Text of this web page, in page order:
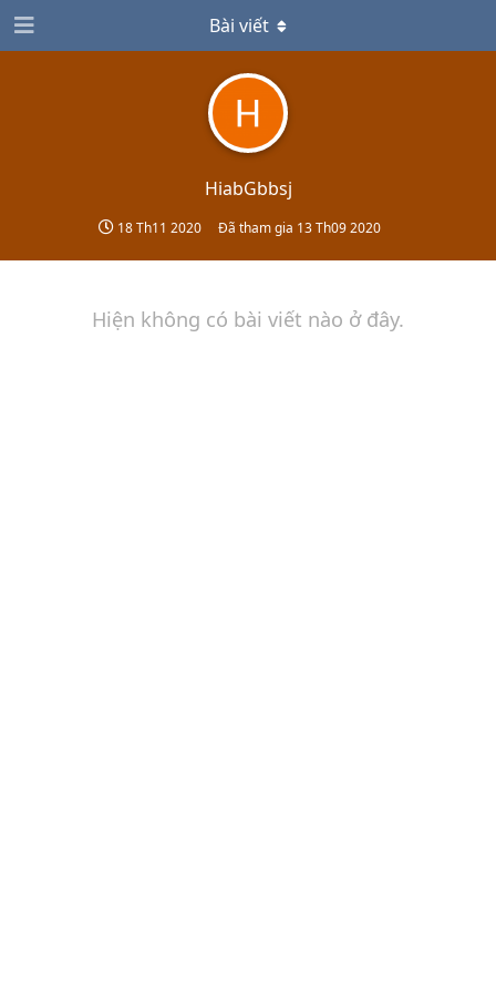
HiabGbbsj
18 Th11 2020 Đã tham gia 13 Th09 2020
Bài viết
Hiện không có bài viết nào ở đây.